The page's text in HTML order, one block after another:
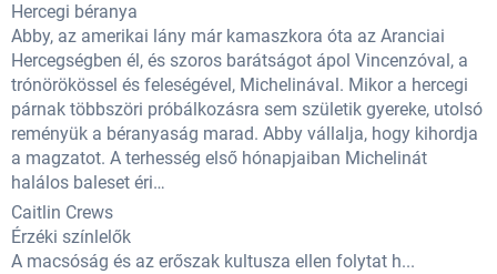
Hercegi béranya
Abby, az amerikai lány már kamaszkora óta az Aranciai
Hercegségben él, és szoros barátságot ápol Vincenzóval, a
trónörökössel és feleségével, Michelinával. Mikor a hercegi
párnak többszöri próbálkozásra sem születik gyereke, utolsó
reményük a béranyaság marad. Abby vállalja, hogy kihordja
a magzatot. A terhesség első hónapjaiban Michelinát
halálos baleset éri…
Caitlin Crews
Érzéki színlelők
A macsóság és az erőszak kultusza ellen folytat h...